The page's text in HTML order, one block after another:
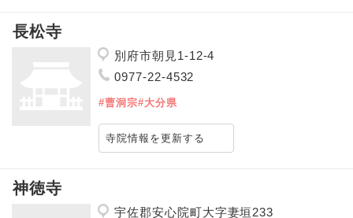
長松寺
別府市朝見1-12-4
0977-22-4532
#曹洞宗#大分県
寺院情報を更新する
神徳寺
宇佐郡安心院町大字妻垣233